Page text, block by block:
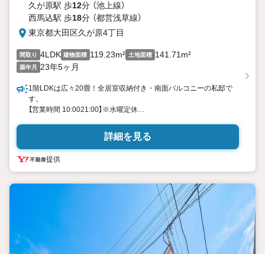
久が原駅 歩12分 （池上線）
西馬込駅 歩18分 （都営浅草線）
東京都大田区久が原4丁目
間取り 4LDK 建物面積 119.23m² 土地面積 141.71m²
築年月 23年5ヶ月
1階LDKは広々20畳！全居室収納付き・南面バルコニーの私邸で
す。
【営業時間 10:0021:00】※水曜定休
現地を見学される場合は「室内・現地を見学する（無料）」ボタンよ
り
ご希望の日時をご記入いただけますとスムーズにご案内が可能で
す。
・平日や夜遅い時間帯もご案内が可能 ※定休日を除く
・経験豊富なスタッフが物件詳細を丁寧にご説明いたします。
・車でご自宅や最寄り駅等、ご指定の場所まで送迎します。
・チャイルドシートのご用意ございます。
詳細を見る
提供